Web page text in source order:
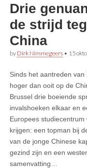
Drie
de strijd
China
by Dirk Nimmegeers • 15
Sinds het aantreden
hoger dan ooit op de
Brussel drie boeiende
invalshoeken elkaar en
Europees
krijgen: een topman bij
van de jonge Chinese
gezind zijn en een
samenvatting…